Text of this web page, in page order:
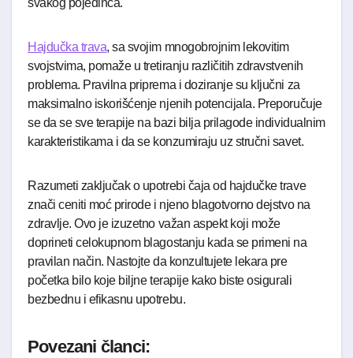
svakog pojedinca.
Hajdučka trava, sa svojim mnogobrojnim lekovitim
svojstvima, pomaže u tretiranju različitih zdravstvenih
problema. Pravilna priprema i doziranje su ključni za
maksimalno iskorišćenje njenih potencijala. Preporučuje
se da se sve terapije na bazi bilja prilagode individualnim
karakteristikama i da se konzumiraju uz stručni savet.
Razumeti zaključak o upotrebi čaja od hajdučke trave
znači ceniti moć prirode i njeno blagotvorno dejstvo na
zdravlje. Ovo je izuzetno važan aspekt koji može
doprineti celokupnom blagostanju kada se primeni na
pravilan način. Nastojte da konzultujete lekara pre
početka bilo koje biljne terapije kako biste osigurali
bezbednu i efikasnu upotrebu.
Povezani članci: